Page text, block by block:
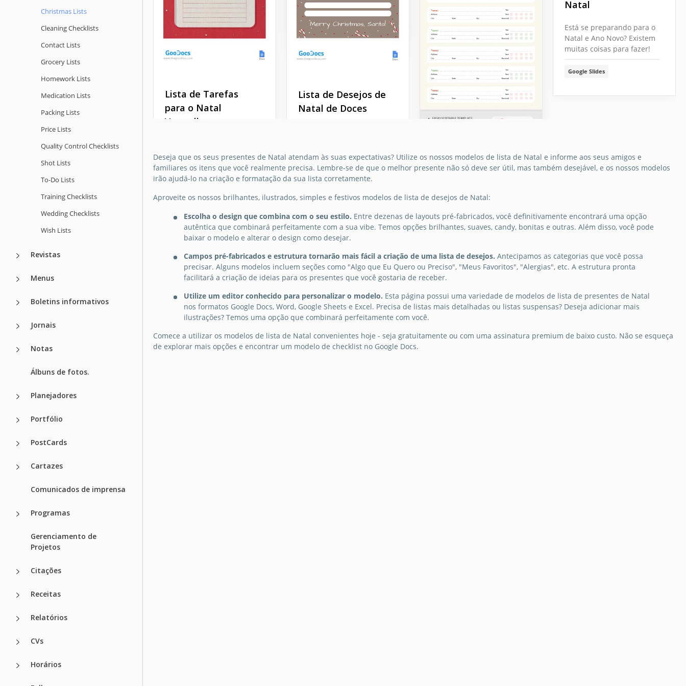
Christmas Lists
Cleaning Checklists
Contact Lists
Grocery Lists
Homework Lists
Medication Lists
Packing Lists
Price Lists
Quality Сontrol Checklists
Shot Lists
To-Do Lists
Training Checklists
Wedding Checklists
Wish Lists
Revistas
Menus
Boletins informativos
Jornais
Notas
Álbuns de fotos.
Planejadores
Portfólio
PostCards
Cartazes
Comunicados de imprensa
Programas
Gerenciamento de
Projetos
Citações
Receitas
Relatórios
CVs
Horários
Natal
Está se preparando para o
Natal e Ano Novo? Existem
muitas coisas para fazer!
Google Slides
importantes!
Google Docs
Lista de Desejos de
Natal
seu humor de Natal,
vermelho, azul, ou rosa?
Não importa, pois o nosso
Modelo de Lista de Desejos
de Natal inclui três
predefinições com
Google Slides
Lista de Desejos de
Natal
carta que o Papai Noel
certamente lerá com o
nosso Modelo de Lista de
Desejos de Natal!
Google Docs
Google Slides
Modelo de Lista de
Cartões natalinos
Lista de Tarefas
para o Natal
Vermelho
antes do Natal! Se você não
quer se perder na sua
agenda, o nosso modelo
de Lista de Tarefas de
Google Docs
Lista de Desejos de
Natal de Doces
escrever uma carta para o
Papai Noel?
Deseja que os seus presentes de Natal atendam às suas expectativas? Utilize os nossos modelos de lista de Natal e informe aos seus amigos e
familiares os itens que você realmente precisa. Lembre-se de que o melhor presente não só deve ser útil, mas também desejável, e os nossos modelos
irão ajudá-lo na criação e formatação da sua lista corretamente.
Aproveite os nossos brilhantes, ilustrados, simples e festivos modelos de lista de desejos de Natal:
Escolha o design que combina com o seu estilo. Entre dezenas de layouts pré-fabricados, você definitivamente encontrará uma opção
autêntica que combinará perfeitamente com a sua vibe. Temos opções brilhantes, suaves, candy, bonitas e outras. Além disso, você pode
baixar o modelo e alterar o design como desejar.
Campos pré-fabricados e estrutura tornarão mais fácil a criação de uma lista de desejos. Antecipamos as categorias que você possa
precisar. Alguns modelos incluem seções como "Algo que Eu Quero ou Preciso", "Meus Favoritos", "Alergias", etc. A estrutura pronta
facilitará a criação de ideias para os presentes que você gostaria de receber.
Utilize um editor conhecido para personalizar o modelo. Esta página possui uma variedade de modelos de lista de presentes de Natal
nos formatos Google Docs, Word, Google Sheets e Excel. Precisa de listas mais detalhadas ou listas suspensas? Deseja adicionar mais
ilustrações? Temos uma opção que combinará perfeitamente com você.
Comece a utilizar os modelos de lista de Natal convenientes hoje - seja gratuitamente ou com uma assinatura premium de baixo custo. Não se esqueça
de explorar mais opções e encontrar um modelo de checklist no Google Docs.